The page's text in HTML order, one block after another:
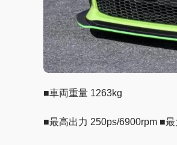
■車両重量 1263kg
■最高出力 250ps/6900rpm ■